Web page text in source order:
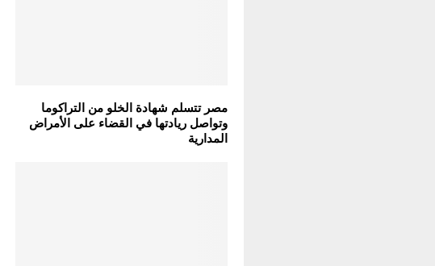
مصر تتسلم شهادة الخلو من التراكوما
وتواصل ريادتها في القضاء على الأمراض
المدارية